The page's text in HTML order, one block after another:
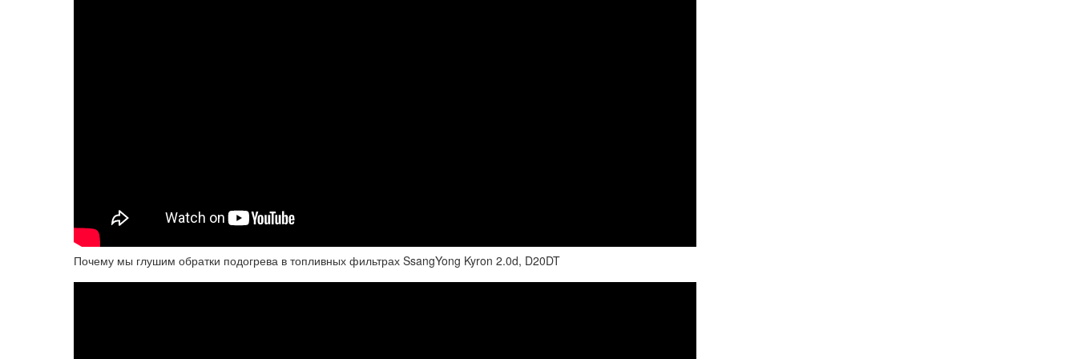
Почему мы глушим обратки подогрева в топливных фильтрах SsangYong Kyron 2.0d, D20DT